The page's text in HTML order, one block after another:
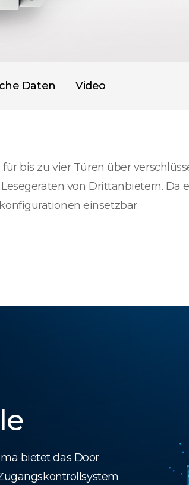
Daten Video
bis zu vier Türen über
von Drittanbietern.
einsetzbar.
bietet das Door